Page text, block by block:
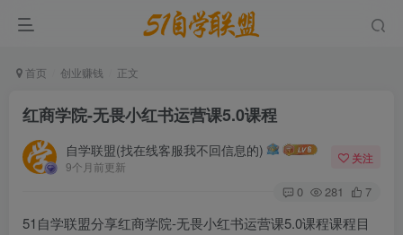
首页 创业赚钱 正文
红商学院-无畏小红书运营课5.0课程
自学联盟(找在线客服我不回信息的)
9个月前更新
关注
0 281 7
51自学联盟分享红商学院-无畏小红书运营课5.0课程课程目